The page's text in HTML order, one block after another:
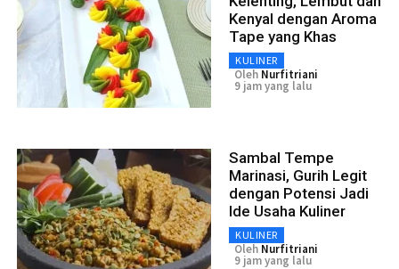
Kenyal dengan Aroma
Tape yang Khas
KULINER
Oleh Nurfitriani
9 jam yang lalu
Sambal Tempe
Marinasi, Gurih Legit
dengan Potensi Jadi
Ide Usaha Kuliner
KULINER
Oleh Nurfitriani
9 jam yang lalu